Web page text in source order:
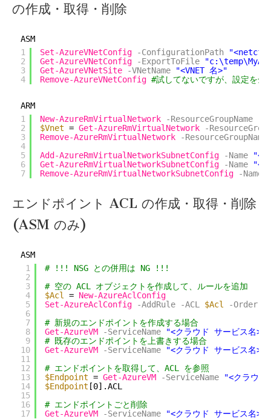
の作成・取得・削除
ASM
1
2
3
4
Set-AzureVNetConfig -ConfigurationPath
"<netcfg
Get-AzureVNetConfig
-ExportToFile
Get-AzureVNetSite
-VNetName
"<VNET 名>"
Remove-AzureVNetConfig #試してないですが、設定を全
ARM
1
2
3
4
5
6
7
New-AzureRmVirtualNetwork -ResourceGroupName
$Vnet = Get-AzureRmVirtualNetwork
-
Remove-AzureRmVirtualNetwork
-ResourceGroupName
Add-AzureRmVirtualNetworkSubnetConfig
-Name
"<
Get-AzureRmVirtualNetworkSubnetConfig
-Name
"<
Remove-AzureRmVirtualNetworkSubnetConfig
-Name
エンドポイント ACL の作成・取得・削除
(ASM のみ)
ASM
1
2
3
4
5
6
7
8
9
10
11
12
13
14
15
16
17
# !!! NSG との併用は NG !!!
# 空の ACL オブジェクトを作成して、ルールを追加
$Acl
= New-AzureAclConfig
Set-AzureAclConfig
-AddRule -ACL $Acl -Order
# 新規のエンドポイントを作成する場合
Get-AzureVM
-ServiceName
"<クラウド サービス名>"
# 既存のエンドポイントを上書きする場合
Get-AzureVM
-ServiceName
"<クラウド サービス名>"
# エンドポイントを取得して、ACL を参照
$Endpoint = Get-AzureVM -ServiceName
"<クラウ
$Endpoint [0].ACL
# エンドポイントごと削除
Get-AzureVM
-ServiceName "<クラウド サービス名>"